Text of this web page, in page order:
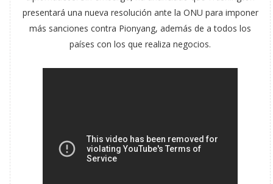
presentará una nueva resolución ante la ONU para imponer
más sanciones contra Pionyang, además de a todos los
países con los que realiza negocios.